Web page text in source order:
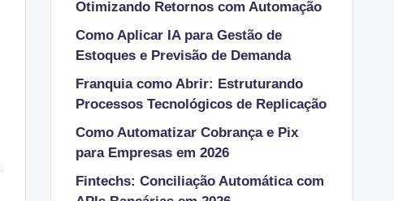
Otimizando Retornos com Automação
Como Aplicar IA para Gestão de
Estoques e Previsão de Demanda
Franquia como Abrir: Estruturando
Processos Tecnológicos de Replicação
Como Automatizar Cobrança e Pix
para Empresas em 2026
Fintechs: Conciliação Automática com